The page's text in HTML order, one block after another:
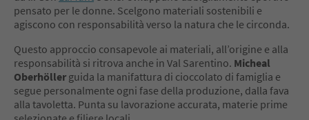
pensato per le donne. Scelgono materiali sostenibili e
agiscono con responsabilità verso la natura che le circonda.
Questo approccio consapevole ai materiali, all’origine e alla
responsabilità si ritrova anche in Val Sarentino. Micheal
Oberhöller guida la manifattura di cioccolato di famiglia e
segue personalmente ogni fase della produzione, dalla fava
alla tavoletta. Punta su lavorazione accurata, materie prime